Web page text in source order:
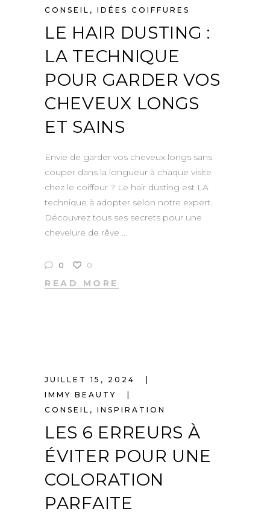
CONSEIL , IDÉES COIFFURES
LE HAIR DUSTING :
LA TECHNIQUE
POUR GARDER VOS
CHEVEUX LONGS
ET SAINS
Envie de garder vos cheveux longs sans
couper dans la longueur à chaque visite
chez le coiffeur ? Le hair dusting est LA
technique à adopter selon notre expert.
Découvrez tous ses secrets pour une
chevelure de rêve
0 0
READ MORE
JUILLET 15, 2024
IMMY BEAUTY
CONSEIL , INSPIRATION
LES 6 ERREURS À
ÉVITER POUR UNE
COLORATION
PARFAITE